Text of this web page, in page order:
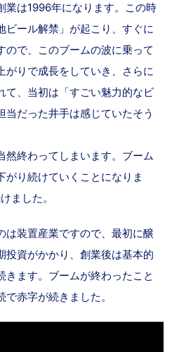
業は1996年になります。この時
ビール解禁」が起こり、すぐに
ので、このブームの波に乗って
がりで成長をしていき、さらに
て、当初は「すごい魅力的なビ
当だった井手は感じていたそう
然終わってしまいます。ブーム
がり続けていくことになりま
ました。
は装置産業ですので、最初に醸
投資がかかり、創業後は基本的
きます。ブームが終わったこと
赤字が続きました。